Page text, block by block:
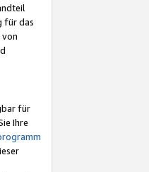
für das
für
Ihre